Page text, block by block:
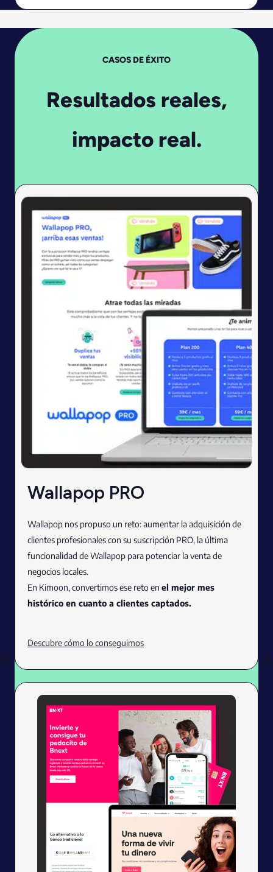
CASOS DE ÉXITO
Resultados reales,
impacto real.
Wallapop PRO
Wallapop nos propuso un reto: aumentar la adquisición de
clientes profesionales con su suscripción PRO, la última
funcionalidad de Wallapop para potenciar la venta de
negocios locales.
En Kimoon, convertimos ese reto en el mejor mes
histórico en cuanto a clientes captados.
Descubre cómo lo conseguimos